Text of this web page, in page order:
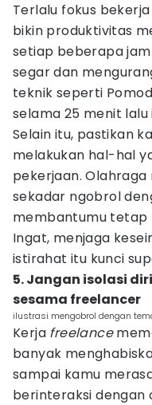
Terlalu fokus
bikin produktivitas
setiap beberapa
segar dan
teknik seperti
selama 25 menit
Selain itu, pastikan
melakukan hal-hal
pekerjaan.
sekadar ngobrol
membantumu tetap
Ingat, menjaga
istirahat itu kunci
5. Jangan isolasi
sesama freelancer
ilustrasi mengobrol dengan
Kerja freelance
banyak
sampai kamu
berinteraksi dengan